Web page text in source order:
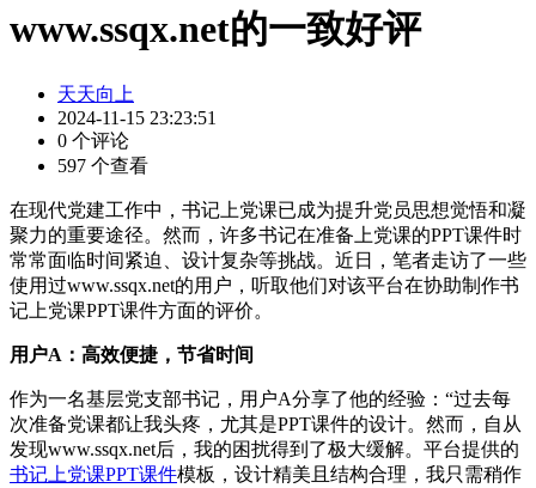
www.ssqx.net的一致好评
天天向上
2024-11-15 23:23:51
0 个评论
597 个查看
在现代党建工作中，书记上党课已成为提升党员思想觉悟和凝
聚力的重要途径。然而，许多书记在准备上党课的PPT课件时
常常面临时间紧迫、设计复杂等挑战。近日，笔者走访了一些
使用过www.ssqx.net的用户，听取他们对该平台在协助制作书
记上党课PPT课件方面的评价。
用户A：高效便捷，节省时间
作为一名基层党支部书记，用户A分享了他的经验：“过去每
次准备党课都让我头疼，尤其是PPT课件的设计。然而，自从
发现www.ssqx.net后，我的困扰得到了极大缓解。平台提供的
书记上党课PPT课件模板，设计精美且结构合理，我只需稍作